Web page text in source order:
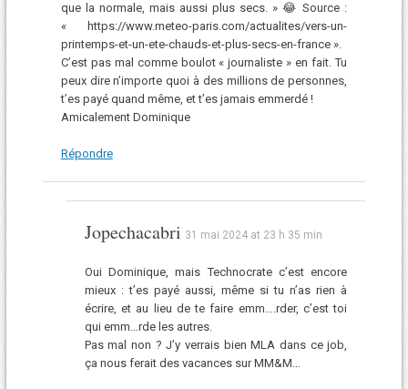
que la normale, mais aussi plus secs. » 😂 Source :
« https://www.meteo-paris.com/actualites/vers-un-
printemps-et-un-ete-chauds-et-plus-secs-en-france ».
C’est pas mal comme boulot « journaliste » en fait. Tu
peux dire n’importe quoi à des millions de personnes,
t’es payé quand même, et t’es jamais emmerdé !
Amicalement Dominique
Répondre
Jopechacabri 31 mai 2024 at 23 h 35 min
Oui Dominique, mais Technocrate c’est encore
mieux : t’es payé aussi, même si tu n’as rien à
écrire, et au lieu de te faire emm….rder, c’est toi
qui emm…rde les autres.
Pas mal non ? J’y verrais bien MLA dans ce job,
ça nous ferait des vacances sur MM&M…